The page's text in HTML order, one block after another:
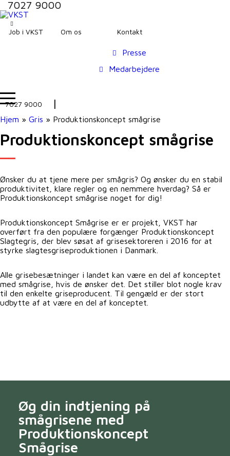
7027 9000
Job i VKST Om os Kontakt
Presse
Medarbejdere
7027 9000
Hjem » Gris » Produktionskoncept smågrise
Produktionskoncept smågrise
Ønsker du at tjene mere per smågris? Og ønsker du en stabil
produktivitet, klare regler og en nemmere hverdag? Så er
Produktionskoncept smågrise noget for dig!
Produktionskoncept Smågrise er er projekt, VKST har
overført fra den populære forgænger Produktionskoncept
Slagtegris, der blev søsat af grisesektoreren i 2016 for at
styrke slagtesgriseproduktionen i Danmark.
Alle grisebesætninger i landet kan være en del af konceptet
med smågrise, hvis de ønsker det. Det stiller blot nogle krav
til den enkelte griseproducent. Til gengæld er der stort
udbytte af at være en del af konceptet.
Øg din indtjening på
smågrisene med
Produktionskoncept
Smågrise